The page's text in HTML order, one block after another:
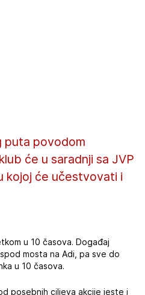
puta povodom
će u saradnji sa JVP
kojoj će učestvovati i
u 10 časova. Događaj
mosta na Adi, pa sve do
u 10 časova.
posebnih ciljeva akcije jeste i